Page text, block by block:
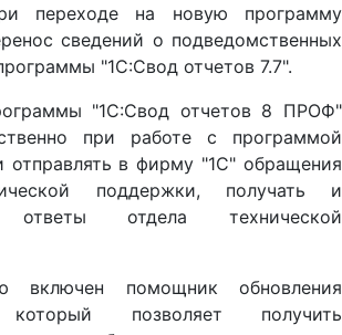
переходе на новую программу
сведений о подведомственных
"1С:Свод отчетов 7.7".
"1С:Свод отчетов 8 ПРОФ"
при работе с программой
отправлять в фирму "1С" обращения
поддержки, получать и
ответы отдела технической
включен помощник обновления
который позволяет получить